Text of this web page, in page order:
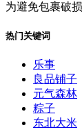
为避免包裹破
热门关键词
乐事
良品铺子
元气森林
粽子
东北大米